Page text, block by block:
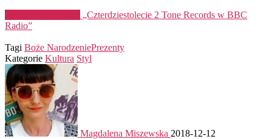
„Czterdziestolecie 2 Tone Records w BBC
Radio”
Tagi Boże NarodzeniePrezenty
Kategorie Kultura Styl
Magdalena Miszewska 2018-12-12